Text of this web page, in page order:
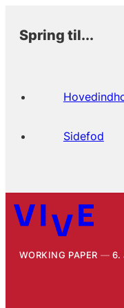
Spring til...
Sidefod
WORKING PAPER 6.